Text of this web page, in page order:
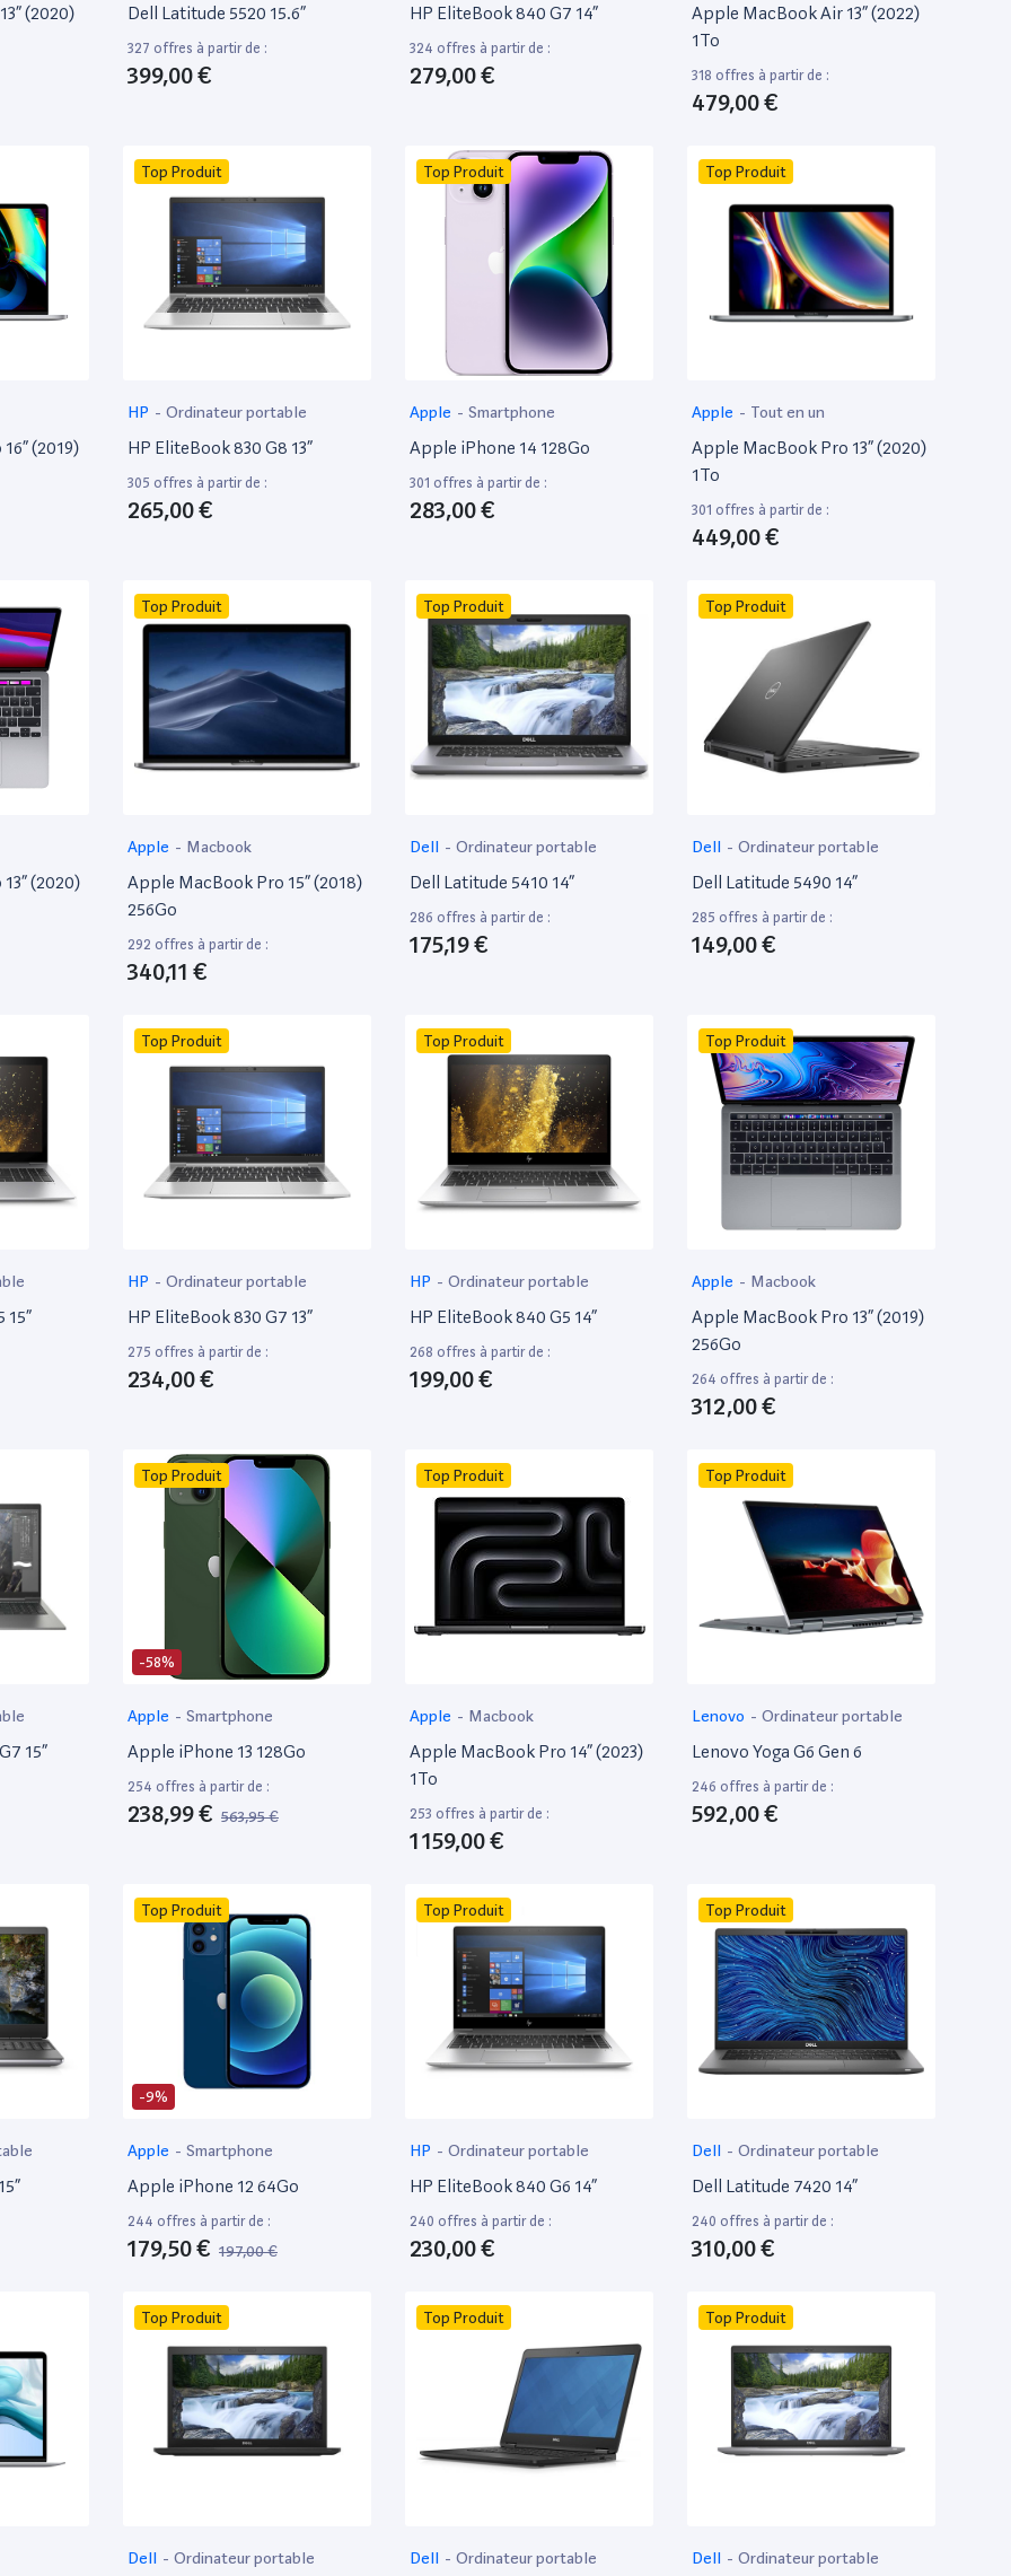
(2020)
Dell Latitude 5520 15.6”
327 offres à partir de :
399,00 €
HP EliteBook 840 G7 14”
324 offres à partir de :
279,00 €
Apple MacBook Air 13” (2022)
1To
318 offres à partir de :
479,00 €
(2019)
Top Produit
HP - Ordinateur portable
HP EliteBook 830 G8 13”
305 offres à partir de :
265,00 €
Top Produit
Apple - Smartphone
Apple iPhone 14 128Go
301 offres à partir de :
283,00 €
Top Produit
Apple - Tout en un
Apple MacBook Pro 13” (2020)
1To
301 offres à partir de :
449,00 €
(2020)
Top Produit
Apple - Macbook
Apple MacBook Pro 15” (2018)
256Go
292 offres à partir de :
340,11 €
Top Produit
Dell - Ordinateur portable
Dell Latitude 5410 14”
286 offres à partir de :
175,19 €
Top Produit
Dell - Ordinateur portable
Dell Latitude 5490 14”
285 offres à partir de :
149,00 €
15”
Top Produit
HP - Ordinateur portable
HP EliteBook 830 G7 13”
275 offres à partir de :
234,00 €
Top Produit
HP - Ordinateur portable
HP EliteBook 840 G5 14”
268 offres à partir de :
199,00 €
Top Produit
Apple - Macbook
Apple MacBook Pro 13” (2019)
256Go
264 offres à partir de :
312,00 €
15”
-58%
Top Produit
Apple - Smartphone
Apple iPhone 13 128Go
254 offres à partir de :
238,99 € 563,95 €
Top Produit
Apple - Macbook
Apple MacBook Pro 14” (2023)
1To
253 offres à partir de :
1 159,00 €
Top Produit
Lenovo - Ordinateur portable
Lenovo Yoga G6 Gen 6
246 offres à partir de :
592,00 €
-9%
Top Produit
Apple - Smartphone
Apple iPhone 12 64Go
244 offres à partir de :
179,50 € 197,00 €
Top Produit
HP - Ordinateur portable
HP EliteBook 840 G6 14”
240 offres à partir de :
230,00 €
Top Produit
Dell - Ordinateur portable
Dell Latitude 7420 14”
240 offres à partir de :
310,00 €
Top Produit
Dell - Ordinateur portable
Top Produit
Dell - Ordinateur portable
Top Produit
Dell - Ordinateur portable